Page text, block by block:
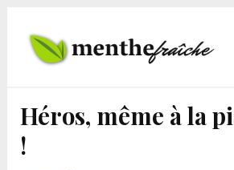
Héros, même à la
!